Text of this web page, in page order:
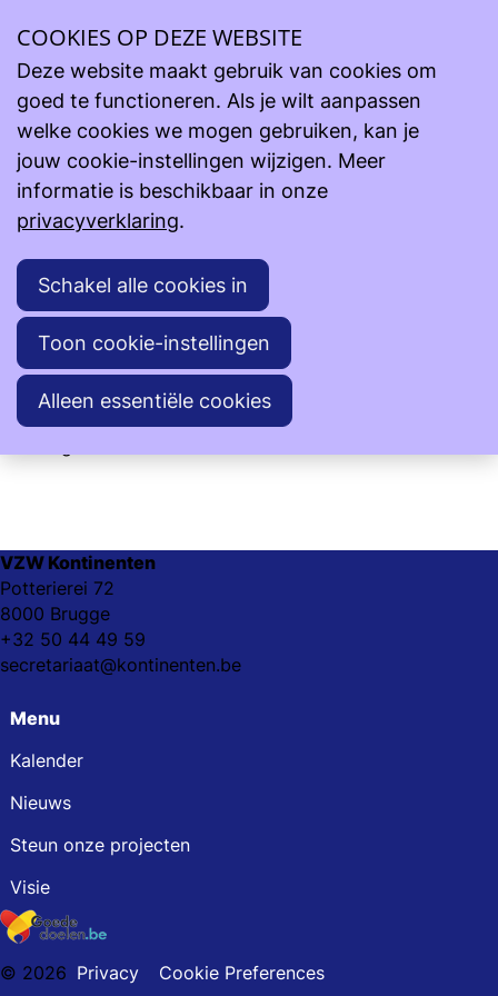
t.v.v. Projecten: Simal - Creating Power vzw - Pa'i
Puku
Zaterdag 6 december 2025
Zondag 7 december 2025
Maandag 8 december 2025
Bijlage(n)
Affiche Kerstmarkt dec 2025 voor web.jpg
VZW Kontinenten
Potterierei 72
8000 Brugge
+32 50 44 49 59
secretariaat@kontinenten.be
Menu
Kalender
Nieuws
Steun onze projecten
Visie
© 2026 Privacy Cookie Preferences
COOKIES OP DEZE WEBSITE
Deze website maakt gebruik van cookies om
goed te functioneren. Als je wilt aanpassen
welke cookies we mogen gebruiken, kan je
jouw cookie-instellingen wijzigen. Meer
informatie is beschikbaar in onze
privacyverklaring.
Schakel alle cookies in
Toon cookie-instellingen
Alleen essentiële cookies